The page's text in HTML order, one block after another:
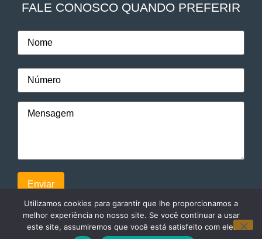
FALE CONOSCO QUANDO PREFERIR
Utilizamos cookies para garantir que lhe proporcionamos a
melhor experiência no nosso site. Se você continuar a usar
este site, assumiremos que você está satisfeito com ele.